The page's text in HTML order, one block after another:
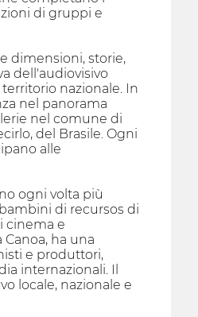
di gruppi e
dimensioni, storie,
dell'audiovisivo
nazionale. In
nel panorama
nel comune di
del Brasile. Ogni
alle
ogni volta più
di recursos di
cinema e
ha una
e produttori,
internazionali. Il
locale, nazionale e